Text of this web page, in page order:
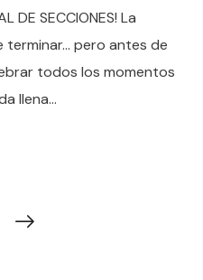
DE SECCIONES! La
pero antes de
todos los momentos
llena...